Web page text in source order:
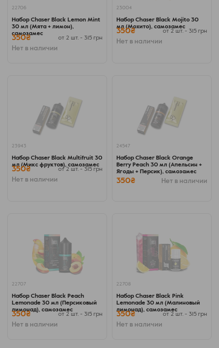
22706
Набор Chaser Black Lemon Mint
30 мл (Мята + лимон),
самозамес
350₴ от 2 шт. - 315 грн
Нет в наличии
23004
Набор Chaser Black Mojito 30
мл (Мохито), самозамес
350₴ от 2 шт. - 315 грн
Нет в наличии
23943
Набор Chaser Black Multifruit 30
мл (Микс фруктов), самозамес
350₴ от 2 шт. - 315 грн
Нет в наличии
24547
Набор Chaser Black Orange
Berry Peach 30 мл (Апельсин +
Ягоды + Персик), самозамес
350₴ Нет в наличии
22707
Набор Chaser Black Peach
Lemonade 30 мл (Персиковый
лимонад), самозамес
350₴ от 2 шт. - 315 грн
Нет в наличии
22708
Набор Chaser Black Pink
Lemonade 30 мл (Малиновый
лимонад), самозамес
350₴ от 2 шт. - 315 грн
Нет в наличии